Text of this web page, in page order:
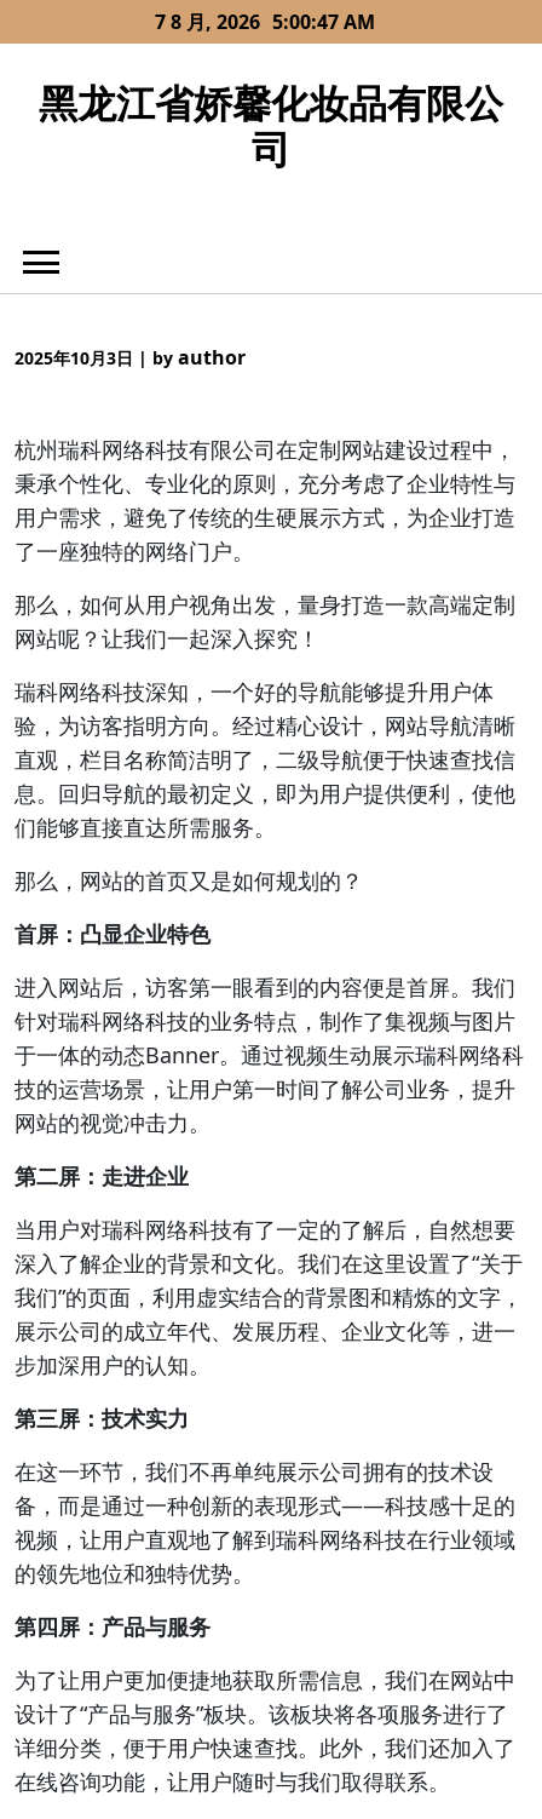
to
7 8 月, 2026 5:00:47 AM
黑龙江省娇馨化妆品有限公
司
2025年10月3日 | by author
杭州瑞科网络科技有限公司在定制网站建设过程中，
秉承个性化、专业化的原则，充分考虑了企业特性与
用户需求，避免了传统的生硬展示方式，为企业打造
了一座独特的网络门户。
那么，如何从用户视角出发，量身打造一款高端定制
网站呢？让我们一起深入探究！
瑞科网络科技深知，一个好的导航能够提升用户体
验，为访客指明方向。经过精心设计，网站导航清晰
直观，栏目名称简洁明了，二级导航便于快速查找信
息。回归导航的最初定义，即为用户提供便利，使他
们能够直接直达所需服务。
那么，网站的首页又是如何规划的？
首屏：凸显企业特色
进入网站后，访客第一眼看到的内容便是首屏。我们
针对瑞科网络科技的业务特点，制作了集视频与图片
于一体的动态Banner。通过视频生动展示瑞科网络科
技的运营场景，让用户第一时间了解公司业务，提升
网站的视觉冲击力。
第二屏：走进企业
当用户对瑞科网络科技有了一定的了解后，自然想要
深入了解企业的背景和文化。我们在这里设置了“关于
我们”的页面，利用虚实结合的背景图和精炼的文字，
展示公司的成立年代、发展历程、企业文化等，进一
步加深用户的认知。
第三屏：技术实力
在这一环节，我们不再单纯展示公司拥有的技术设
备，而是通过一种创新的表现形式——科技感十足的
视频，让用户直观地了解到瑞科网络科技在行业领域
的领先地位和独特优势。
第四屏：产品与服务
为了让用户更加便捷地获取所需信息，我们在网站中
设计了“产品与服务”板块。该板块将各项服务进行了
详细分类，便于用户快速查找。此外，我们还加入了
在线咨询功能，让用户随时与我们取得联系。